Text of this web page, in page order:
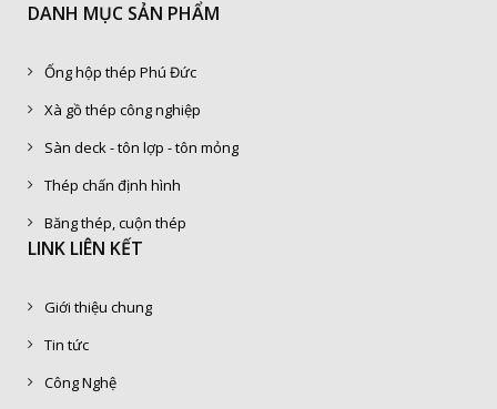
DANH MỤC SẢN PHẨM
Ống hộp thép Phú Đức
Xà gồ thép công nghiệp
Sàn deck - tôn lợp - tôn mỏng
Thép chấn định hình
Băng thép, cuộn thép
LINK LIÊN KẾT
Giới thiệu chung
Tin tức
Công Nghệ